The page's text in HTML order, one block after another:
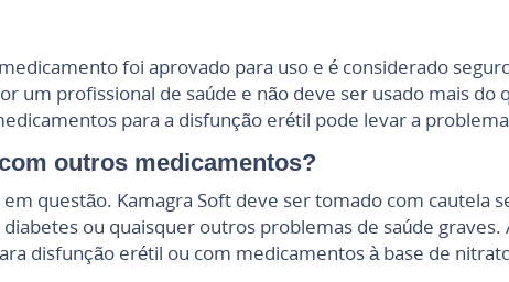
foi aprovado para uso e é considerado
um profissional de saúde e não deve ser usado mais
para a disfunção erétil pode levar a
outros medicamentos?
questão. Kamagra Soft deve ser tomado com cautela
ou quaisquer outros problemas de saúde graves.
disfunção erétil ou com medicamentos à base de